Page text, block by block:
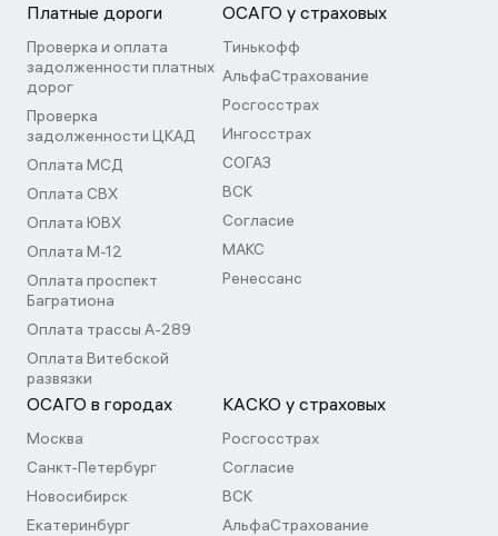
Платные дороги
Проверка и оплата
задолженности платных
дорог
Проверка
задолженности ЦКАД
Оплата МСД
Оплата СВХ
Оплата ЮВХ
Оплата М-12
Оплата проспект
Багратиона
Оплата трассы А-289
Оплата Витебской
развязки
ОСАГО у страховых
Тинькофф
АльфаСтрахование
Росгосстрах
Ингосстрах
СОГАЗ
ВСК
Согласие
МАКС
Ренессанс
ОСАГО в городах
Москва
Санкт-Петербург
Новосибирск
Екатеринбург
КАСКО у страховых
Росгосстрах
Согласие
ВСК
АльфаСтрахование